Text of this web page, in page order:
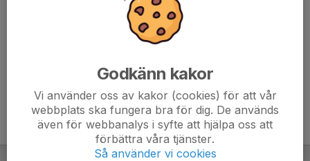
Godkänn kakor
Vi använder oss av kakor (cookies) för att vår
webbplats ska fungera bra för dig. De används
även för webbanalys i syfte att hjälpa oss att
förbättra våra tjänster.
Så använder vi cookies